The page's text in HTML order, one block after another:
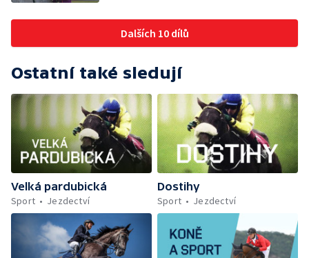
Dalších 10 dílů
Ostatní také sledují
Velká pardubická
Sport
Jezdectví
Dostihy
Sport
Jezdectví